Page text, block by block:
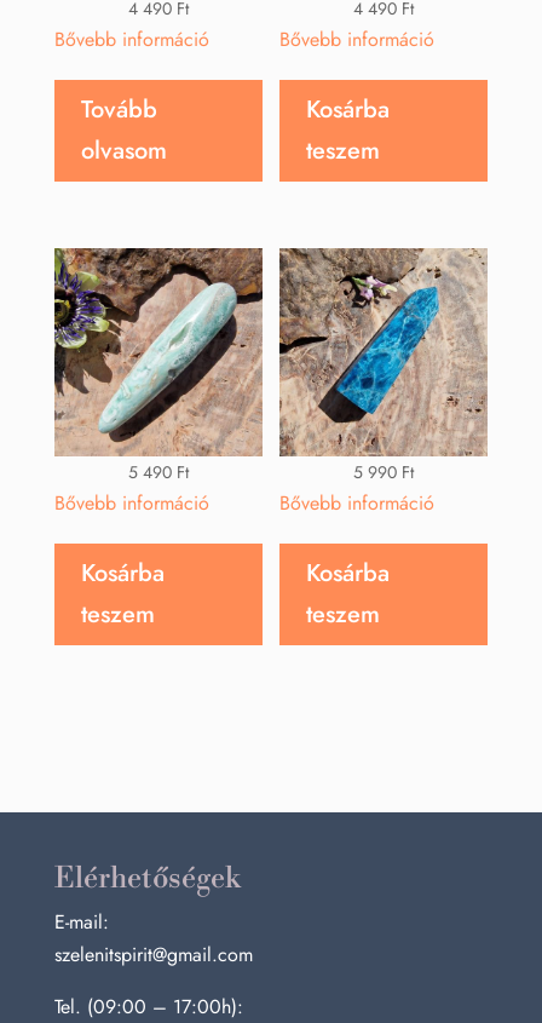
4 490 Ft
Bővebb információ
Tovább
olvasom
4 490 Ft
Bővebb információ
Kosárba
teszem
5 490 Ft
Bővebb információ
Kosárba
teszem
5 990 Ft
Bővebb információ
Kosárba
teszem
Elérhetőségek
E-mail:
szelenitspirit@gmail.com
Tel. (09:00 – 17:00h):